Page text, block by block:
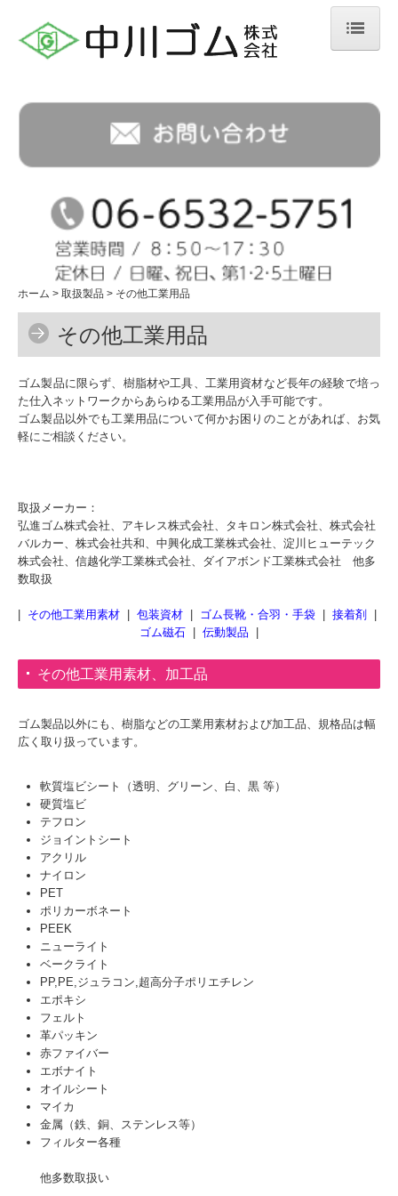
会社案内
ゴム加工品
ホース
その他工業用品
取扱メーカー
ホーム 取扱製品 その他工業用品
その他工業用品
ゴム製品に限らず、樹脂材や工具、工業用資材など長年の経験で培っ
た仕入ネットワークからあらゆる工業用品が入手可能です。
ゴム製品以外でも工業用品について何かお困りのことがあれば、お気
軽にご相談ください。
取扱メーカー：
弘進ゴム株式会社、アキレス株式会社、タキロン株式会社、株式会社
バルカー、株式会社共和、中興化成工業株式会社、淀川ヒューテック
株式会社、信越化学工業株式会社、ダイアボンド工業株式会社 他多
数取扱
その他工業用素材 包装資材 ゴム長靴・合羽・手袋 接着剤
ゴム磁石
伝動製品
その他工業用素材、加工品
ゴム製品以外にも、樹脂などの工業用素材および加工品、規格品は幅
広く取り扱っています。
軟質塩ビシート（透明、グリーン、白、黒 等）
硬質塩ビ
テフロン
ジョイントシート
アクリル
ナイロン
PET
ポリカーボネート
PEEK
ニューライト
ベークライト
PP,PE,ジュラコン,超高分子ポリエチレン
エポキシ
フェルト
革パッキン
赤ファイバー
エボナイト
オイルシート
マイカ
金属（鉄、銅、ステンレス等）
フィルター各種
他多数取扱い